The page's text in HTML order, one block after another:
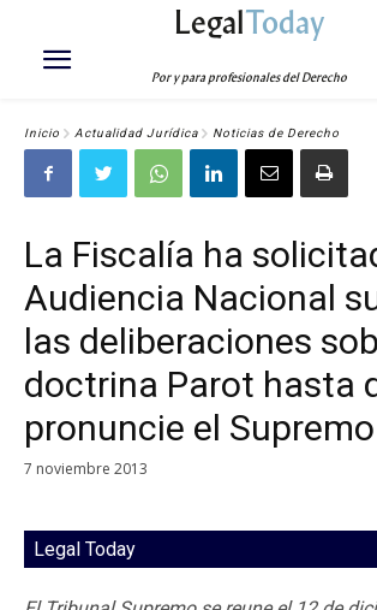
LegalToday
Por y para profesionales del Derecho
Inicio Actualidad Jurídica Noticias de Derecho
La Fiscalía ha
Audiencia Nacional
las deliberaciones
doctrina Parot hasta
pronuncie el Supremo
7 noviembre 2013
Legal Today